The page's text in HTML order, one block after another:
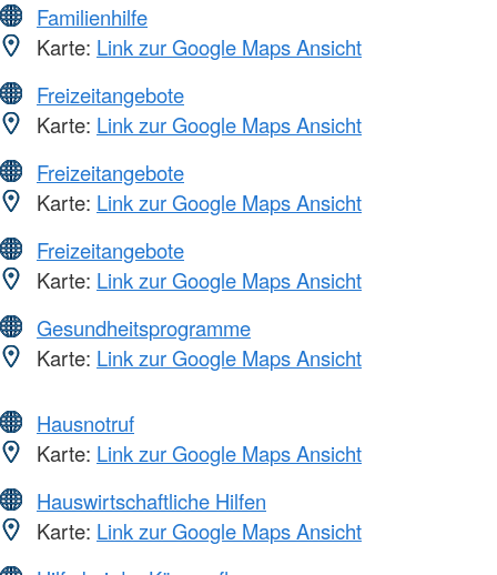
Familienhilfe
Karte: Link zur Google Maps Ansicht
Freizeitangebote
Karte: Link zur Google Maps Ansicht
Freizeitangebote
Karte: Link zur Google Maps Ansicht
Freizeitangebote
Karte: Link zur Google Maps Ansicht
Gesundheitsprogramme
Karte: Link zur Google Maps Ansicht
Hausnotruf
Karte: Link zur Google Maps Ansicht
Hauswirtschaftliche Hilfen
Karte: Link zur Google Maps Ansicht